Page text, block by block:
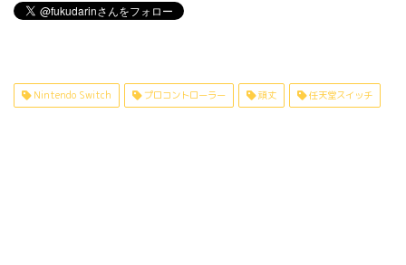
Nintendo Switch プロコントローラー 頑丈 任天堂スイッチ